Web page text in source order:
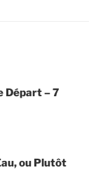
Départ – 7
ou Plutôt